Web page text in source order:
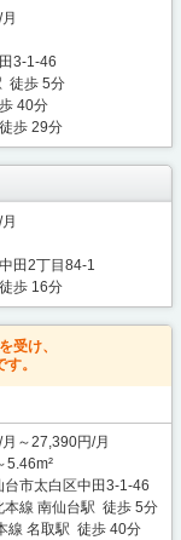
3-1-46
徒歩 5分
40分
歩 29分
田2丁目84-1
歩 16分
受け、
。
～27,390円/月
5.46m²
台市太白区中田3-1-46
本線 南仙台駅 徒歩 5分
線 名取駅 徒歩 40分